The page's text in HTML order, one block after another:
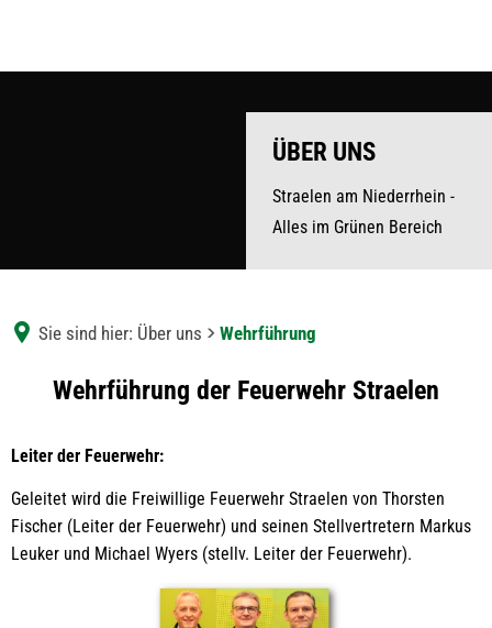
ÜBER UNS
Straelen am Niederrhein -
Alles im Grünen Bereich
Sie sind hier: Über uns Wehrführung
Wehrführung
Wehrführung der Feuerwehr Straelen
Leiter der Feuerwehr:
Geleitet wird die Freiwillige Feuerwehr Straelen von Thorsten
Fischer (Leiter der Feuerwehr) und seinen Stellvertretern Markus
Leuker und Michael Wyers (stellv. Leiter der Feuerwehr).